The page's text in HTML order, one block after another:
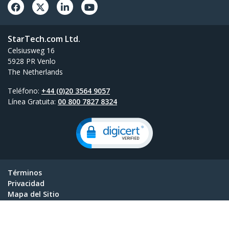
StarTech.com Ltd.
Celsiusweg 16
5928 PR Venlo
The Netherlands
Teléfono: +44 (0)20 3564 9057
Línea Gratuita: 00 800 7827 8324
Términos
Privacidad
Mapa del Sitio